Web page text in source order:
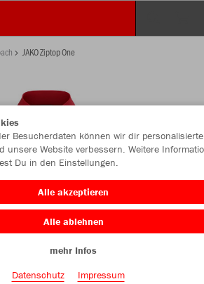
JAKO Ziptop One
Besucherdaten können wir dir personalisierte
unsere Website verbessern. Weitere
Du in den Einstellungen.
Alle akzeptieren
Alle ablehnen
mehr Infos
Datenschutz
Impressum